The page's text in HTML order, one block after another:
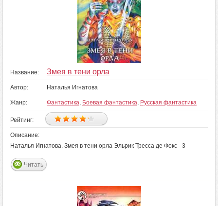
Название: Змея в тени орла
Автор: Наталья Игнатова
Жанр: Фантастика, Боевая фантастика, Русская фантастика
Рейтинг:
Описание:
Наталья Игнатова. Змея в тени орла Эльрик Тресса де Фокс - 3
Читать